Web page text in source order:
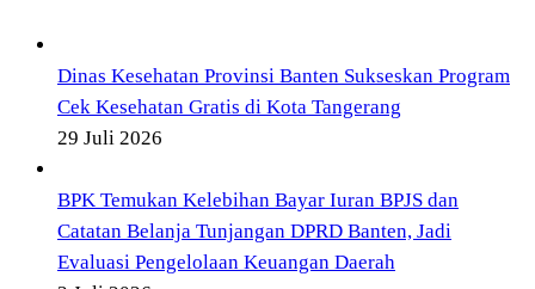
Dinas Kesehatan Provinsi Banten Sukseskan Program
Cek Kesehatan Gratis di Kota Tangerang
29 Juli 2026
BPK Temukan Kelebihan Bayar Iuran BPJS dan
Catatan Belanja Tunjangan DPRD Banten, Jadi
Evaluasi Pengelolaan Keuangan Daerah